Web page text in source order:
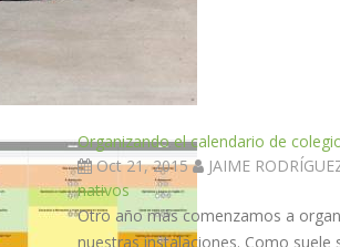
Organizando el calendario de
Oct 21, 2015 JAIME
nativos
Otro año más comenzamos a
nuestras instalaciones. Como